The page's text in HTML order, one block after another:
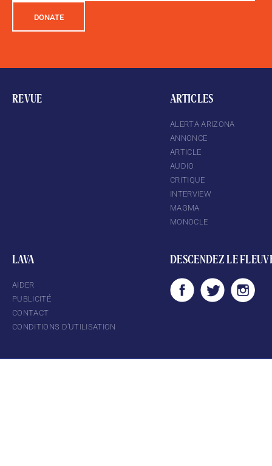
DONATE
REVUE ARTICLES
ALERTA ARIZONA
ANNONCE
ARTICLE
AUDIO
CRITIQUE
INTERVIEW
MAGMA
MONOCLE
LAVA
AIDER
PUBLICITÉ
CONTACT
CONDITIONS D’UTILISATION
DESCENDEZ LE